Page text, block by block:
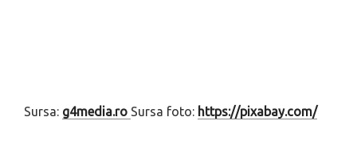
Sursa: g4media.ro Sursa foto: https://pixabay.com/